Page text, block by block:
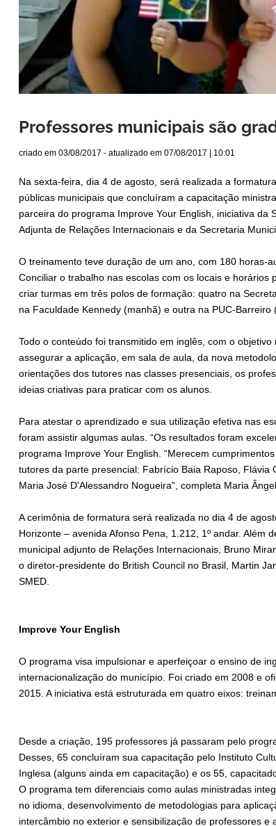
Professores municipais são
criado em 03/08/2017 - atualizado em 07/08/2017 | 10:01
Na sexta-feira, dia 4 de agosto, será realizada a
públicas municipais que concluíram a capacitação
parceira do programa Improve Your English, iniciativa
Adjunta de Relações Internacionais e da Secretaria
O treinamento teve duração de um ano, com 180 horas-
Conciliar o trabalho nas escolas com os locais e
criar turmas em três polos de formação: quatro na
na Faculdade Kennedy (manhã) e outra na PUC-Barreiro
Todo o conteúdo foi transmitido em inglês, com o
assegurar a aplicação, em sala de aula, da nova
orientações dos tutores nas classes presenciais, os
ideias criativas para praticar com os alunos.
Para atestar o aprendizado e sua utilização efetiva nas
foram assistir algumas aulas. “Os resultados foram
programa Improve Your English. “Merecem
tutores da parte presencial: Fabrício Baia Raposo,
Maria José D'Alessandro Nogueira”, completa Maria
A cerimônia de formatura será realizada no dia 4 de
Horizonte – avenida Afonso Pena, 1.212, 1º andar.
municipal adjunto de Relações Internacionais, Bruno
o diretor-presidente do British Council no Brasil, Martin
SMED.
Improve Your English
O programa visa impulsionar e aperfeiçoar o ensino de
internacionalização do município. Foi criado em 2008 e
2015. A iniciativa está estruturada em quatro eixos:
Desde a criação, 195 professores já passaram pelo
Desses, 65 concluíram sua capacitação pelo Instituto
Inglesa (alguns ainda em capacitação) e os 55,
O programa tem diferenciais como aulas ministradas
no idioma, desenvolvimento de metodologias para
intercâmbio no exterior e sensibilização de professores